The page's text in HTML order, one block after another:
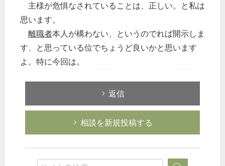
主様が危惧なされていることは、正しい。と私は
思います。
離職者本人が構わない、というのでれば開示しま
す、と思っている位でちょうど良いかと思います
よ。特に今回は。
返信
相談を新規投稿する